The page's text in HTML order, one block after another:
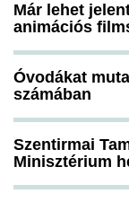
Már lehet
animációs
Óvodákat
számában
Szentirmai
Minisztérium